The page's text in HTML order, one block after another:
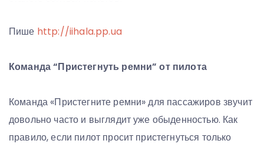
Пише http://iihala.pp.ua
Команда “Пристегнуть ремни” от пилота
Команда «Пристегните ремни» для пассажиров звучит
довольно часто и выглядит уже обыденностью. Как
правило, если пилот просит пристегнуться только